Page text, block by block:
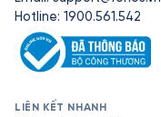
Hotline: 1900.561.542
LIÊN KẾT NHANH